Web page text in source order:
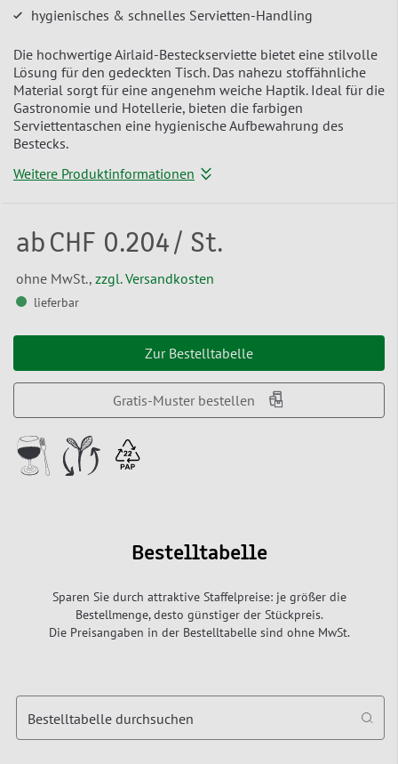
hygienisches & schnelles Servietten-Handling
Die hochwertige Airlaid-Besteckserviette bietet eine stilvolle
Lösung für den gedeckten Tisch. Das nahezu stoffähnliche
Material sorgt für eine angenehm weiche Haptik. Ideal für die
Gastronomie und Hotellerie, bieten die farbigen
Serviettentaschen eine hygienische Aufbewahrung des
Bestecks.
Weitere Produktinformationen
ab CHF 0.204/ St.
ohne MwSt., zzgl. Versandkosten
lieferbar
Zur Bestelltabelle
Gratis-Muster bestellen
Bestelltabelle
Sparen Sie durch attraktive Staffelpreise: je größer die
Bestellmenge, desto günstiger der Stückpreis.
Die Preisangaben in der Bestelltabelle sind ohne MwSt.
Bestelltabelle durchsuchen